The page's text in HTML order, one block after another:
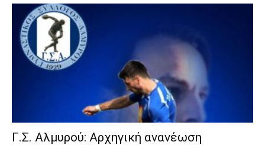
Γ.Σ. Αλμυρού: Αρχηγική ανανέωση